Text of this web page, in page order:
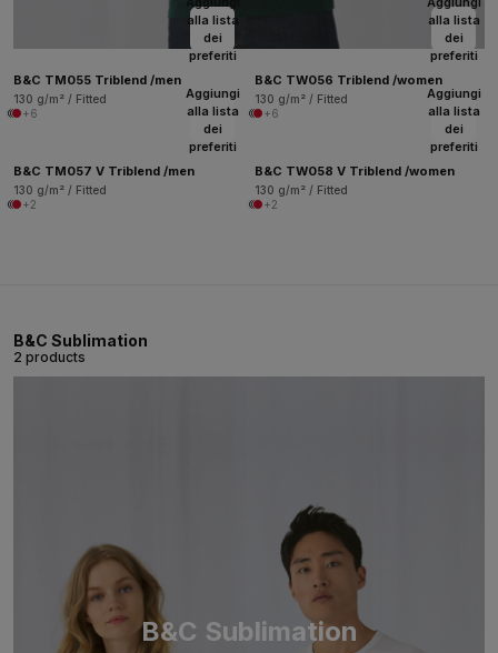
alla lista
dei
preferiti
B&C TM055 Triblend /men
130 g/m² / Fitted
+6
alla lista
dei
preferiti
B&C TW056 Triblend /women
130 g/m² / Fitted
+6
Aggiungi
alla lista
dei
preferiti
B&C TM057 V Triblend /men
130 g/m² / Fitted
+2
Aggiungi
alla lista
dei
preferiti
B&C TW058 V Triblend /women
130 g/m² / Fitted
+2
B&C Sublimation
2 products
B&C Sublimation